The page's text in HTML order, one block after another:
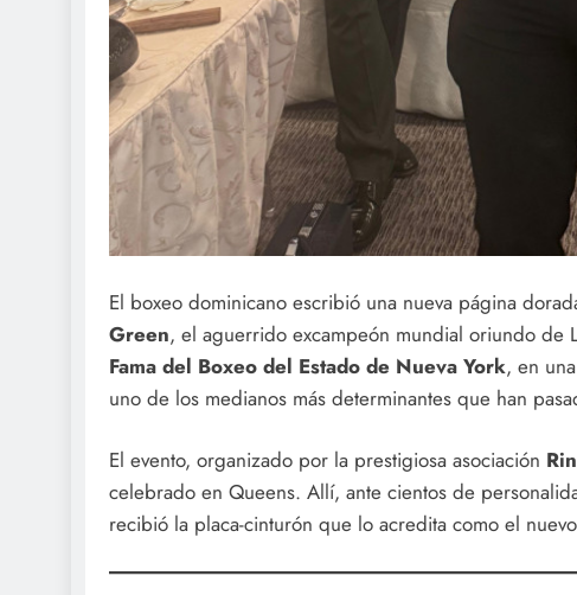
El boxeo dominicano escribió una nueva página
Green, el aguerrido excampeón mundial oriundo de
Fama del Boxeo del Estado de Nueva York, en
uno de los medianos más determinantes que han
El evento, organizado por la prestigiosa asociación
celebrado en Queens. Allí, ante cientos de
recibió la placa-cinturón que lo acredita como el